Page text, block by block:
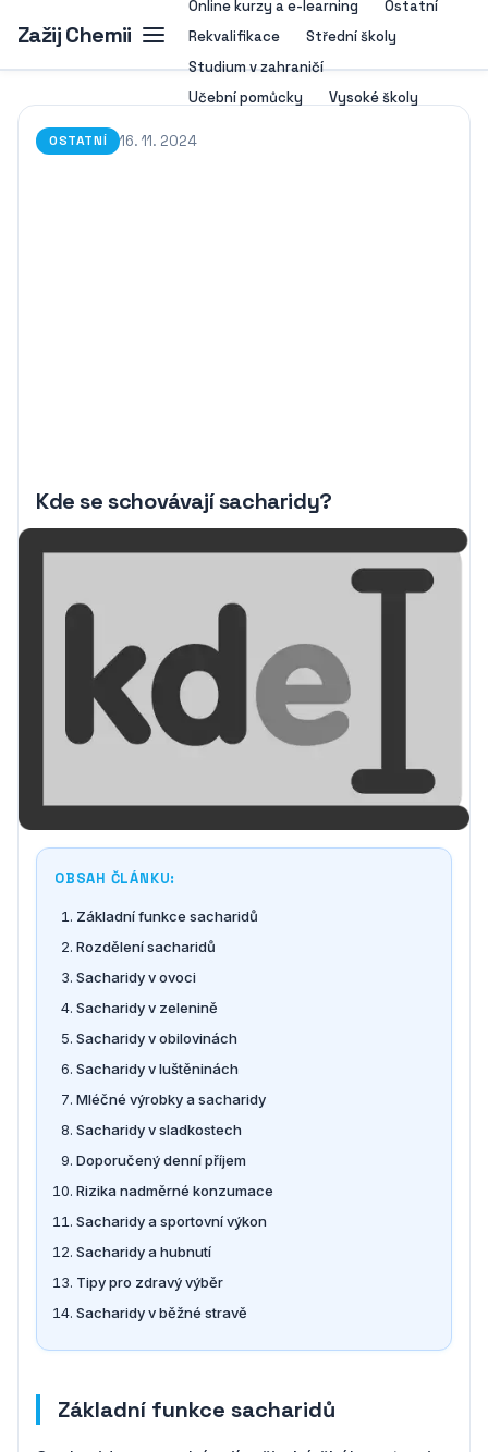
Zažij Chemii
Online kurzy a e-learning
Ostatní
Rekvalifikace
Střední školy
Studium v zahraničí
Učební pomůcky
Vysoké školy
OSTATNÍ 16. 11. 2024
Kde se schovávají sacharidy?
OBSAH ČLÁNKU:
Základní funkce sacharidů
Rozdělení sacharidů
Sacharidy v ovoci
Sacharidy v zelenině
Sacharidy v obilovinách
Sacharidy v luštěninách
Mléčné výrobky a sacharidy
Sacharidy v sladkostech
Doporučený denní příjem
Rizika nadměrné konzumace
Sacharidy a sportovní výkon
Sacharidy a hubnutí
Tipy pro zdravý výběr
Sacharidy v běžné stravě
Základní funkce sacharidů